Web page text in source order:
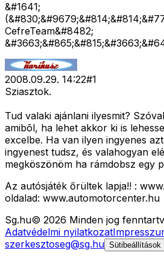
&#1641;
CefreTeam&#8482;
2008.09.29. 14:22#1
Sziasztok.
Tud valaki ajánlani ilyesmit?
amibõl, ha lehet akkor ki is
excelbe. Ha van ilyen ingyenes
ingyenest tudsz, és valahogyan
megköszönöm ha rámdobsz egy
Az autósjáték őrültek lapja!! :
oldalad: www.automotorcenter.hu
Sg.hu© 2026 Minden jog
Adatvédelmi nyilatkozat
szerkesztoseg@sg.hu Sütibeállítások